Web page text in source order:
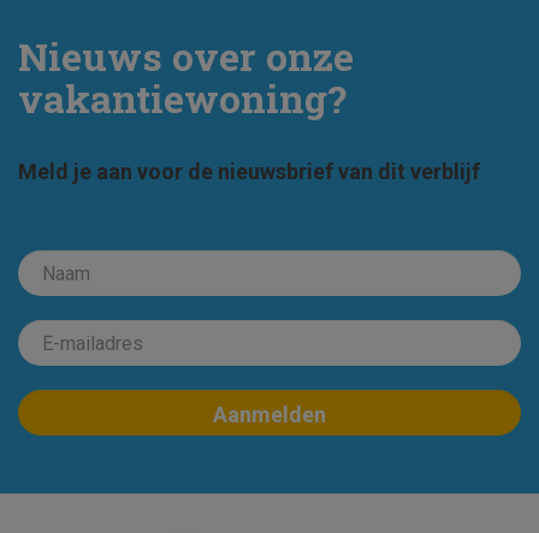
Nieuws over onze
vakantiewoning?
Meld je aan voor de nieuwsbrief van dit verblijf